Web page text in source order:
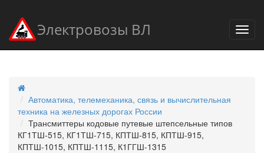
Электровозы ВЛ
Автоматика, телемеханика, связь и вычислительная
техника на железных дорогах России
Трансмиттеры кодовые путевые штепсельные типов
КГ1ТШ-515, КГ1ТШ-715, КПТШ-815, КПТШ-915,
КПТШ-1015, КПТШ-1115, К1ГГШ-1315